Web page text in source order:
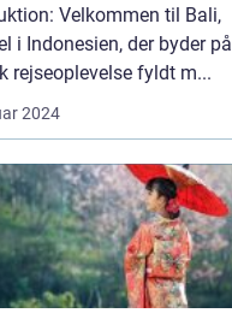
Velkommen til Bali,
i Indonesien, der byder på
rejseoplevelse fyldt m...
2024